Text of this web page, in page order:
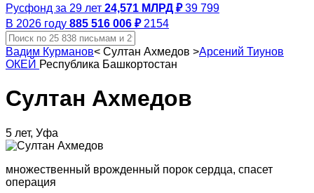
Русфонд за 29 лет 24,571 МЛРД ₽ 39 799
В 2026 году 885 516 006 ₽ 2154
Вадим Курманов< Султан Ахмедов >Арсений Тиунов
ОКЕЙ Республика Башкортостан
Султан Ахмедов
5 лет, Уфа
множественный врожденный порок сердца, спасет
операция